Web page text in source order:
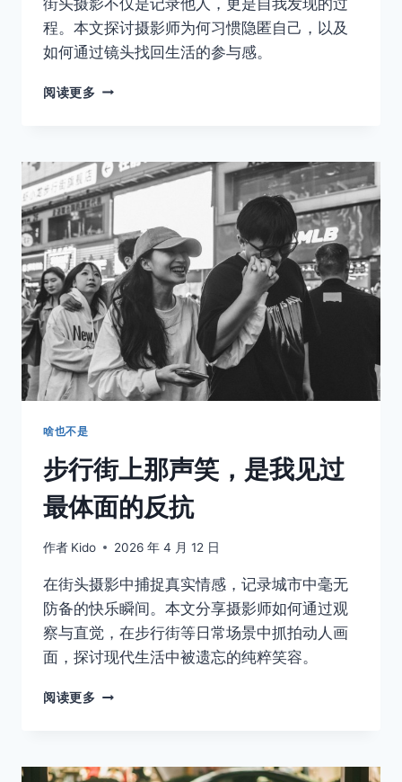
程。本文探讨摄影师为何习惯隐匿自己，以及
如何通过镜头找回生活的参与感。
阅读更多 总
的
人，
却
活
成
了
自
己
人
生
的
局
外
啥也不是
步行街上那声笑，是我见过
最体面的反抗
作者 Kido 2026 年 4 月 12 日
在街头摄影中捕捉真实情感，记录城市中毫无
防备的快乐瞬间。本文分享摄影师如何通过观
察与直觉，在步行街等日常场景中抓拍动人画
面，探讨现代生活中被遗忘的纯粹笑容。
阅读更多
那